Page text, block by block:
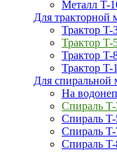
Металл T-
Для тракторной
Трактор T-
Трактор T-
Трактор T-
Трактор T-
Для спиральной
На
Спираль
Спираль
Спираль
Спираль